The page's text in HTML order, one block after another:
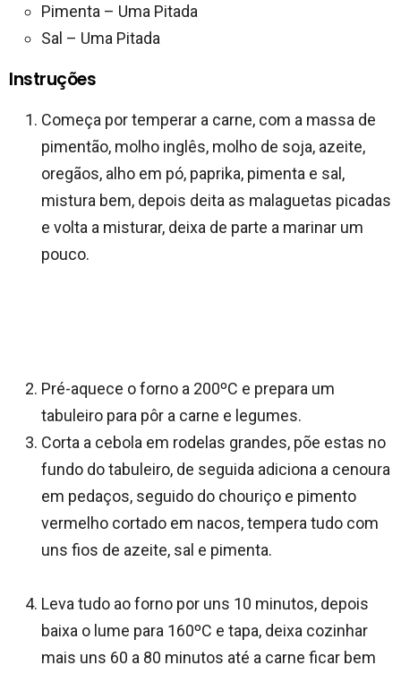
Pimenta – Uma Pitada
Sal – Uma Pitada
Instruções
Começa por temperar a carne, com a massa de
pimentão, molho inglês, molho de soja, azeite,
oregãos, alho em pó, paprika, pimenta e sal,
mistura bem, depois deita as malaguetas picadas
e volta a misturar, deixa de parte a marinar um
pouco.
Pré-aquece o forno a 200ºC e prepara um
tabuleiro para pôr a carne e legumes.
Corta a cebola em rodelas grandes, põe estas no
fundo do tabuleiro, de seguida adiciona a cenoura
em pedaços, seguido do chouriço e pimento
vermelho cortado em nacos, tempera tudo com
uns fios de azeite, sal e pimenta.
Leva tudo ao forno por uns 10 minutos, depois
baixa o lume para 160ºC e tapa, deixa cozinhar
mais uns 60 a 80 minutos até a carne ficar bem